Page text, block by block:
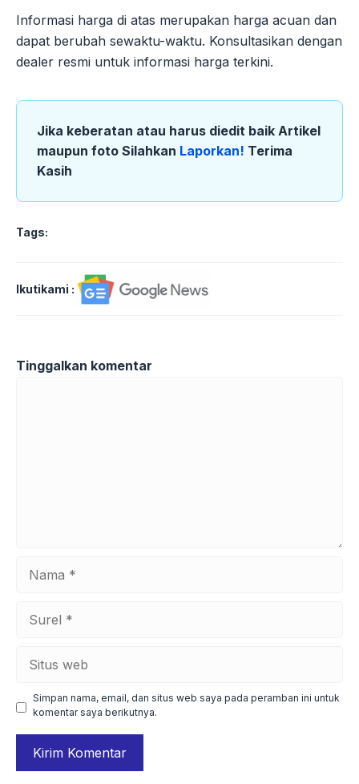
Informasi harga di atas merupakan harga acuan dan
dapat berubah sewaktu-waktu. Konsultasikan dengan
dealer resmi untuk informasi harga terkini.
Jika keberatan atau harus diedit baik Artikel
maupun foto Silahkan Laporkan! Terima
Kasih
Tags:
Ikutikami :
Tinggalkan komentar
web
Simpan nama, email, dan situs web saya pada peramban ini untuk
komentar saya berikutnya.